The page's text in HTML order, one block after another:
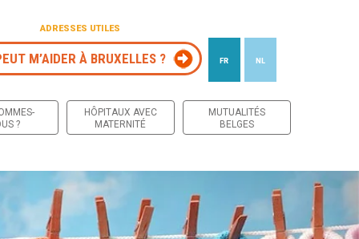
ADRESSES UTILES
M’AIDER À BRUXELLES ? FR NL
?
HÔPITAUX AVEC
MATERNITÉ
MUTUALITÉS
BELGES